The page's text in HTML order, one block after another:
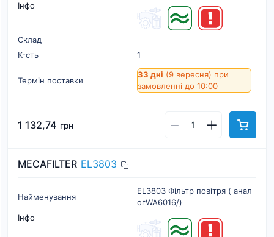
Інфо
Склад
К-cть
1
Термін поставки
33 дні (9 вересня) при
замовленні до 10:00
1 132,74 грн
MECAFILTER EL3803
Найменування
EL3803 Фільтр повітря ( анал
огWA6016/)
Інфо